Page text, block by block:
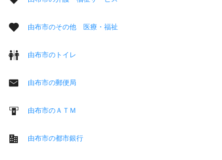
由布市のその他 医療・福祉
由布市のトイレ
由布市の郵便局
由布市のＡＴＭ
由布市の都市銀行